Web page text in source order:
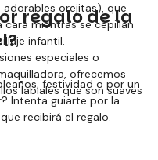
adorables orejitas), que
mientras se cepillan
infantil.
especiales o
ofrecemos
labiales que son suaves
regalo de la
festividad o por un
Intenta guiarte por la
recibirá el regalo.